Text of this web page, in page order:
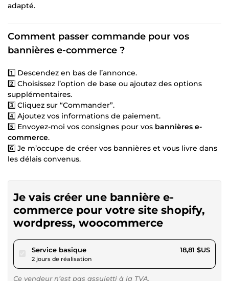
adapté.
Comment passer commande pour vos
bannières e-commerce ?
1️⃣ Descendez en bas de l’annonce.
2️⃣ Choisissez l’option de base ou ajoutez des options
supplémentaires.
3️⃣ Cliquez sur “Commander”.
4️⃣ Ajoutez vos informations de paiement.
5️⃣ Envoyez-moi vos consignes pour vos bannières e-
commerce.
6️⃣ Je m’occupe de créer vos bannières et vous livre dans
les délais convenus.
Je vais créer une bannière e-
commerce pour votre site shopify,
wordpress, woocommerce
Service basiquepour 17,33 $US
2 jours de réalisation
18,81 $US
Ce vendeur n’est pas assujetti à la TVA.